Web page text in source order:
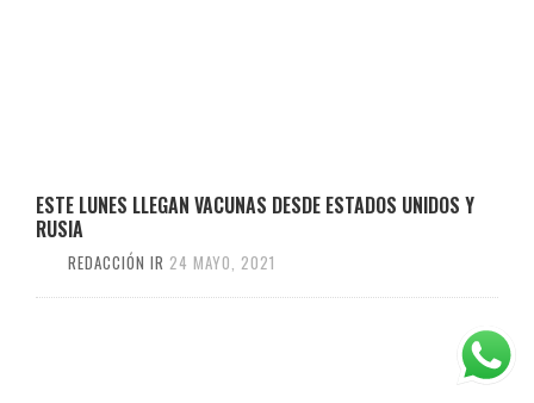
ESTE LUNES LLEGAN VACUNAS DESDE ESTADOS UNIDOS Y
RUSIA
REDACCIÓN IR 24 MAYO, 2021